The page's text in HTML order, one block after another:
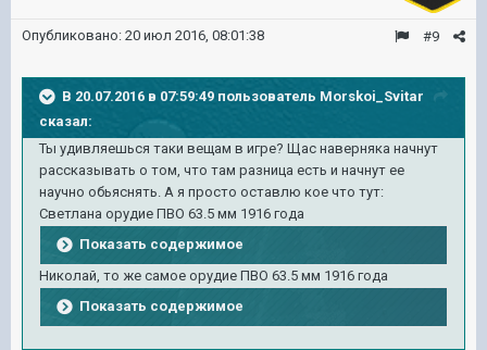
#9
Опубликовано: 20 июл 2016, 08:01:38
В 20.07.2016 в 07:59:49 пользователь Morskoi_Svitar
сказал:
Ты удивляешься таки вещам в игре? Щас наверняка начнут
рассказывать о том, что там разница есть и начнут ее
научно обьяснять. А я просто оставлю кое что тут:
Светлана орудие ПВО 63.5 мм 1916 года
Показать содержимое
Николай, то же самое орудие ПВО 63.5 мм 1916 года
Показать содержимое